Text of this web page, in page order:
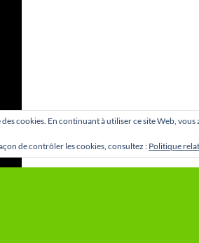
cookies. En continuant à utiliser ce site Web,
de contrôler les cookies, consultez :Politique